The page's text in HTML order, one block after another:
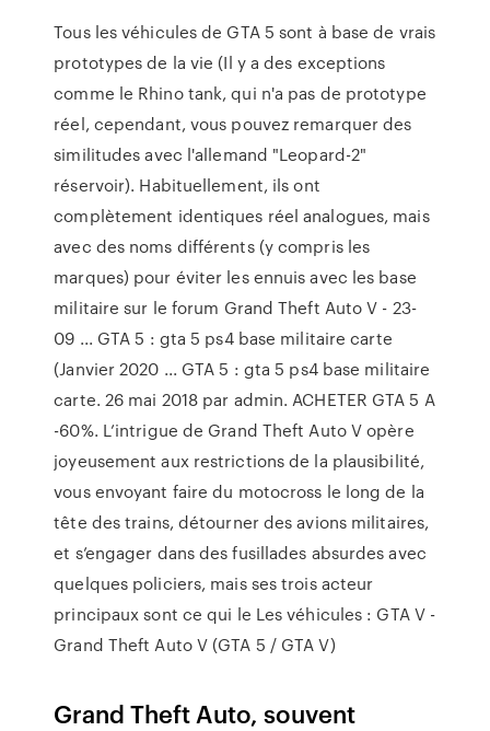
Tous les véhicules de GTA 5 sont à base de vrais
prototypes de la vie (Il y a des exceptions
comme le Rhino tank, qui n'a pas de prototype
réel, cependant, vous pouvez remarquer des
similitudes avec l'allemand "Leopard-2"
réservoir). Habituellement, ils ont
complètement identiques réel analogues, mais
avec des noms différents (y compris les
marques) pour éviter les ennuis avec les base
militaire sur le forum Grand Theft Auto V - 23-
09 ... GTA 5 : gta 5 ps4 base militaire carte
(Janvier 2020 ... GTA 5 : gta 5 ps4 base militaire
carte. 26 mai 2018 par admin. ACHETER GTA 5 A
-60%. L’intrigue de Grand Theft Auto V opère
joyeusement aux restrictions de la plausibilité,
vous envoyant faire du motocross le long de la
tête des trains, détourner des avions militaires,
et s’engager dans des fusillades absurdes avec
quelques policiers, mais ses trois acteur
principaux sont ce qui le Les véhicules : GTA V -
Grand Theft Auto V (GTA 5 / GTA V)
Grand Theft Auto, souvent